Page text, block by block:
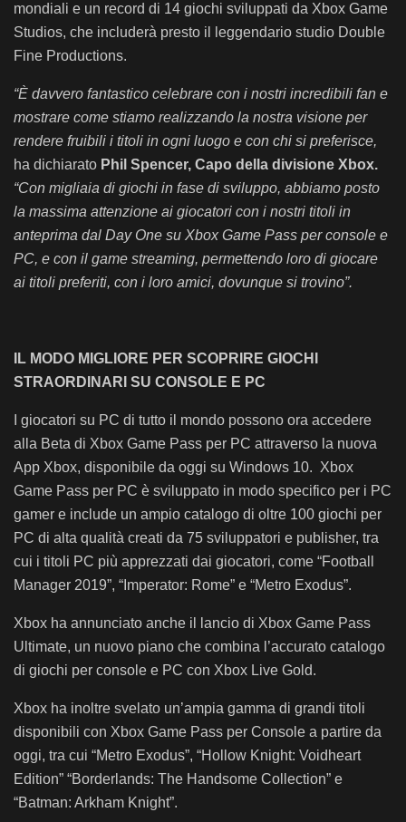
mondiali e un record di 14 giochi sviluppati da Xbox Game
Studios, che includerà presto il leggendario studio Double
Fine Productions.
“È davvero fantastico celebrare con i nostri incredibili fan e
mostrare come stiamo realizzando la nostra visione per
rendere fruibili i titoli in ogni luogo e con chi si preferisce,
ha dichiarato Phil Spencer, Capo della divisione Xbox.
“Con migliaia di giochi in fase di sviluppo, abbiamo posto
la massima attenzione ai giocatori con i nostri titoli in
anteprima dal Day One su Xbox Game Pass per console e
PC, e con il game streaming, permettendo loro di giocare
ai titoli preferiti, con i loro amici, dovunque si trovino”.
IL MODO MIGLIORE PER SCOPRIRE GIOCHI
STRAORDINARI SU CONSOLE E PC
I giocatori su PC di tutto il mondo possono ora accedere
alla Beta di Xbox Game Pass per PC attraverso la nuova
App Xbox, disponibile da oggi su Windows 10. Xbox
Game Pass per PC è sviluppato in modo specifico per i PC
gamer e include un ampio catalogo di oltre 100 giochi per
PC di alta qualità creati da 75 sviluppatori e publisher, tra
cui i titoli PC più apprezzati dai giocatori, come “Football
Manager 2019”, “Imperator: Rome” e “Metro Exodus”.
Xbox ha annunciato anche il lancio di Xbox Game Pass
Ultimate, un nuovo piano che combina l’accurato catalogo
di giochi per console e PC con Xbox Live Gold.
Xbox ha inoltre svelato un’ampia gamma di grandi titoli
disponibili con Xbox Game Pass per Console a partire da
oggi, tra cui “Metro Exodus”, “Hollow Knight: Voidheart
Edition” “Borderlands: The Handsome Collection” e
“Batman: Arkham Knight”.